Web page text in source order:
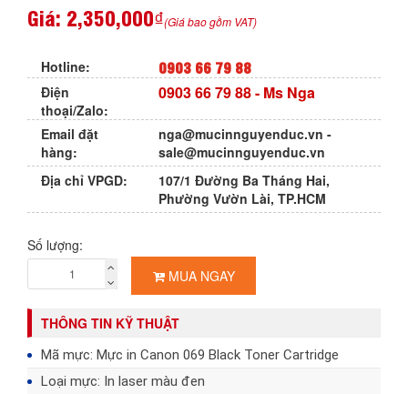
Giá: 2,350,000₫(Giá bao gồm VAT)
Hotline: 0903 66 79 88
Điện
thoại/Zalo:
0903 66 79 88- Ms Nga
Email đặt
hàng:
nga@mucinnguyenduc.vn -
sale@mucinnguyenduc.vn
Địa chỉ VPGD:
107/1 Đường Ba Tháng Hai,
Phường Vườn Lài, TP.HCM
Số lượng:
MUA NGAY
THÔNG TIN KỸ THUẬT
Mã mực: Mực in Canon 069 Black Toner Cartridge
Loại mực: In laser màu đen